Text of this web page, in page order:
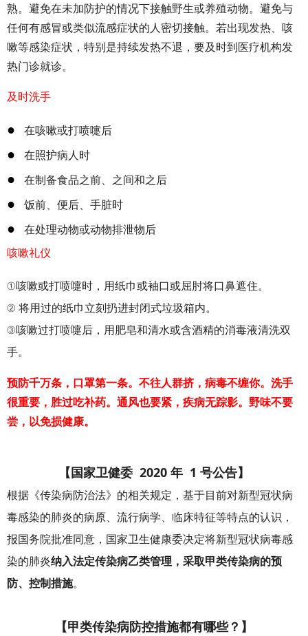
熟。避免在未加防护的情况下接触野生或养殖动物。避免与
任何有感冒或类似流感症状的人密切接触。若出现发热、咳
嗽等感染症状，特别是持续发热不退，要及时到医疗机构发
热门诊就诊。
及时洗手
●
在咳嗽或打喷嚏后
●
在照护病人时
●
在制备食品之前、之间和之后
●
饭前、便后、手脏时
●
在处理动物或动物排泄物后
咳嗽礼仪
①咳嗽或打喷嚏时，用纸巾或袖口或屈肘将口鼻遮住。
② 将用过的纸巾立刻扔进封闭式垃圾箱内。
③咳嗽过打喷嚏后，用肥皂和清水或含酒精的消毒液清洗双
手。
预防千万条，口罩第一条。不往人群挤，病毒不缠你。洗手
很重要，胜过吃补药。通风也要紧，疾病无踪影。野味不要
尝，以免损健康。
【国家卫健委 2020 年 1 号公告】
根据《传染病防治法》的相关规定，基于目前对新型冠状病
毒感染的肺炎的病原、流行病学、临床特征等特点的认识，
报国务院批准同意，国家卫生健康委决定将新型冠状病毒感
染的肺炎纳入法定传染病乙类管理，采取甲类传染病的预
防、控制措施。
【甲类传染病防控措施都有哪些？】